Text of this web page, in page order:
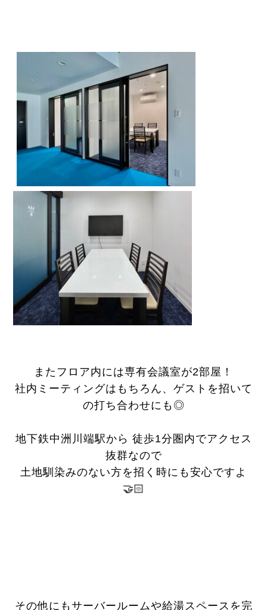
またフロア内には専有会議室が2部屋！
社内ミーティングはもちろん、ゲストを招いて
の打ち合わせにも◎
地下鉄中洲川端駅から 徒歩1分圏内でアクセス
抜群なので
土地馴染みのない方を招く時にも安心ですよ
🤝🏻
その他にもサーバールームや給湯スペースを完